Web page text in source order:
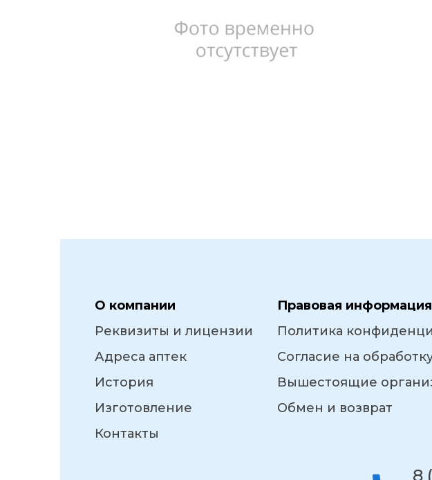
О компании
Реквизиты и лицензии
Адреса аптек
История
Изготовление
Контакты
Правовая информация
Политика
Согласие на
Вышестоящие
Обмен и возврат
8